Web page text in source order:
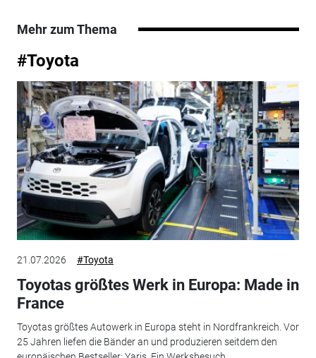
Mehr zum Thema
#Toyota
21.07.2026 #Toyota
Toyotas größtes Werk in Europa: Made in
France
Toyotas größtes Autowerk in Europa steht in Nordfrankreich. Vor
25 Jahren liefen die Bänder an und produzieren seitdem den